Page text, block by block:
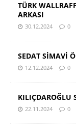
TÜRK
ARKASI
30.12.2024 0
SEDAT SİMAVİ
12.12.2024 0
KILIÇDAROĞLU
22.11.2024 0